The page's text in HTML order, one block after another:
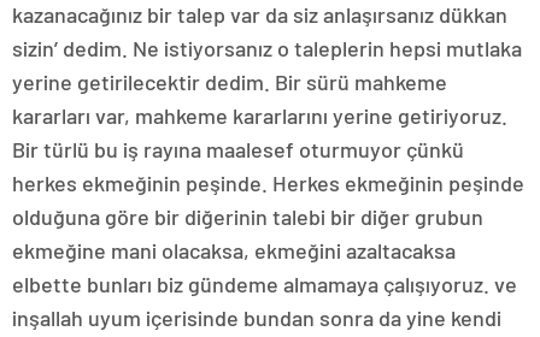
kazanacağınız bir talep var da siz anlaşırsanız dükkan
sizin’ dedim. Ne istiyorsanız o taleplerin hepsi mutlaka
yerine getirilecektir dedim. Bir sürü mahkeme
kararları var, mahkeme kararlarını yerine getiriyoruz.
Bir türlü bu iş rayına maalesef oturmuyor çünkü
herkes ekmeğinin peşinde. Herkes ekmeğinin peşinde
olduğuna göre bir diğerinin talebi bir diğer grubun
ekmeğine mani olacaksa, ekmeğini azaltacaksa
elbette bunları biz gündeme almamaya çalışıyoruz. ve
inşallah uyum içerisinde bundan sonra da yine kendi